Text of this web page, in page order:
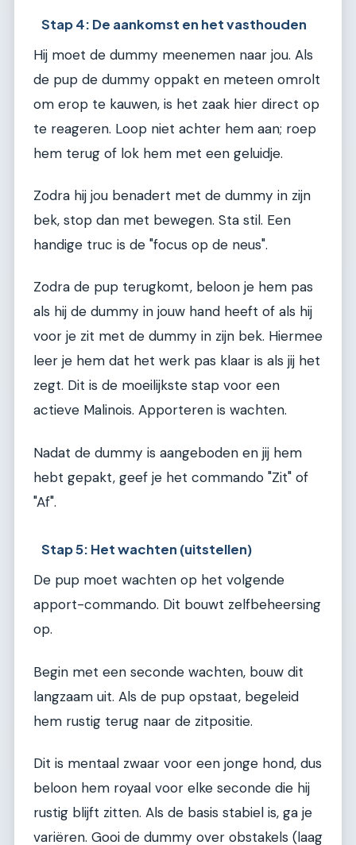
Stap 4: De aankomst en het vasthouden
Hij moet de dummy meenemen naar jou. Als
de pup de dummy oppakt en meteen omrolt
om erop te kauwen, is het zaak hier direct op
te reageren. Loop niet achter hem aan; roep
hem terug of lok hem met een geluidje.
Zodra hij jou benadert met de dummy in zijn
bek, stop dan met bewegen. Sta stil. Een
handige truc is de "focus op de neus".
Zodra de pup terugkomt, beloon je hem pas
als hij de dummy in jouw hand heeft of als hij
voor je zit met de dummy in zijn bek. Hiermee
leer je hem dat het werk pas klaar is als jij het
zegt. Dit is de moeilijkste stap voor een
actieve Malinois. Apporteren is wachten.
Nadat de dummy is aangeboden en jij hem
hebt gepakt, geef je het commando "Zit" of
"Af".
Stap 5: Het wachten (uitstellen)
De pup moet wachten op het volgende
apport-commando. Dit bouwt zelfbeheersing
op.
Begin met een seconde wachten, bouw dit
langzaam uit. Als de pup opstaat, begeleid
hem rustig terug naar de zitpositie.
Dit is mentaal zwaar voor een jonge hond, dus
beloon hem royaal voor elke seconde die hij
rustig blijft zitten. Als de basis stabiel is, ga je
variëren. Gooi de dummy over obstakels (laag